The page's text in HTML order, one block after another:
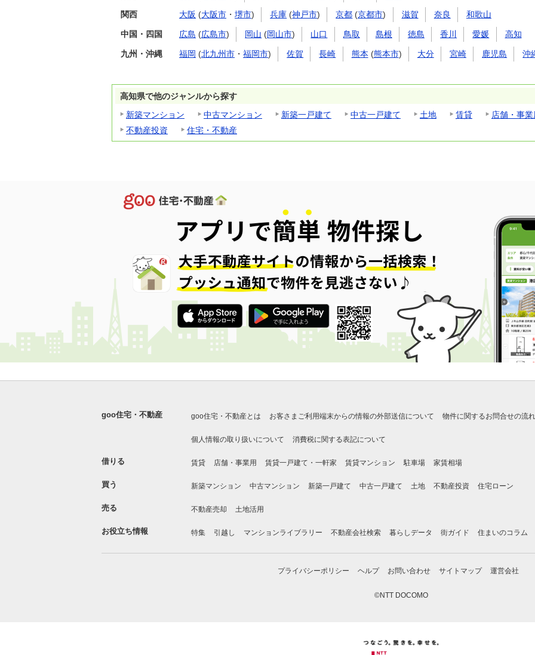
関西 大阪 (大阪市 ・ 堺市) 兵庫 (神戸市) 京都 (京都市) 滋賀 奈良 和歌山
中国・四国 広島 (広島市) 岡山 (岡山市) 山口 鳥取 島根 徳島 香川 愛媛 高知
九州・沖縄 福岡 (北九州市 ・ 福岡市) 佐賀 長崎 熊本 (熊本市) 大分 宮崎 鹿児島 沖
高知県で他のジャンルから探す
新築マンション
中古マンション 新築一戸建て 中古一戸建て 土地 賃貸
店舗・事業
不動産投資
住宅・不動産
goo住宅・不動産 goo住宅・不動産とは お客さまご利用端末からの情報の外部送信について 物件に関するお問合せの流れ
個人情報の取り扱いについて 消費税に関する表記について
借りる 賃貸 店舗・事業用 賃貸一戸建て・一軒家 賃貸マンション 駐車場 家賃相場
買う 新築マンション 中古マンション 新築一戸建て 中古一戸建て 土地 不動産投資 住宅ローン
売る 不動産売却 土地活用
お役立ち情報 特集 引越し マンションライブラリー 不動産会社検索 暮らしデータ 街ガイド 住まいのコラム
プライバシーポリシー ヘルプ お問い合わせ サイトマップ 運営会社
©NTT DOCOMO